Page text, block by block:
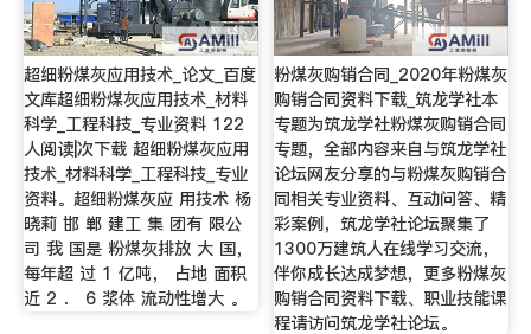
超细粉煤灰应用技术_论文_百度
文库超细粉煤灰应用技术_材料
科学_工程科技_专业资料 122
人阅读|次下载 超细粉煤灰应用
技术_材料科学_工程科技_专业
资料。超细粉煤灰应 用技术 杨
晓莉 邯 郸 建工 集 团有 限公
司 我 国是 粉煤灰排放 大 国，
每年超 过 1 亿吨， 占地 面积
近 2 ． 6 浆体 流动性增大 。
粉煤灰购销合同_2020年粉煤灰
购销合同资料下载_筑龙学社本
专题为筑龙学社粉煤灰购销合同
专题，全部内容来自与筑龙学社
论坛网友分享的与粉煤灰购销合
同相关专业资料、互动问答、精
彩案例，筑龙学社论坛聚集了
1300万建筑人在线学习交流，
伴你成长达成梦想，更多粉煤灰
购销合同资料下载、职业技能课
程请访问筑龙学社论坛。